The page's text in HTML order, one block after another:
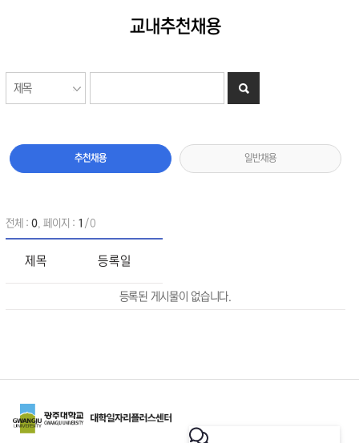
교내추천채용
추천채용 일반채용
전체 : 0, 페이지 : 1 /0
제목 등록일
등록된 게시물이 없습니다.